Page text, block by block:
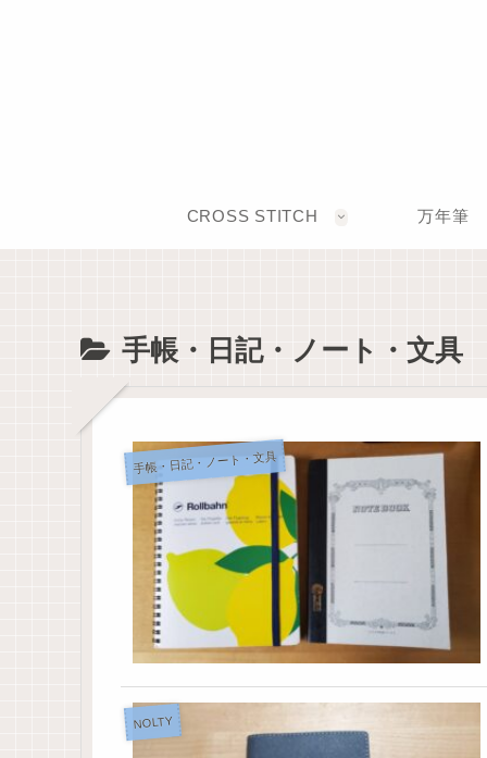
CROSS STITCH 万年筆
手帳・日記・ノート・文具
手帳・日記・ノート・文具
NOLTY